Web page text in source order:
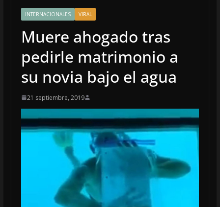
INTERNACIONALES VIRAL
Muere ahogado tras
pedirle matrimonio a
su novia bajo el agua
21 septiembre, 2019